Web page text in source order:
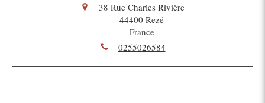
38 Rue Charles Rivière
44400 Rezé
France
0255026584